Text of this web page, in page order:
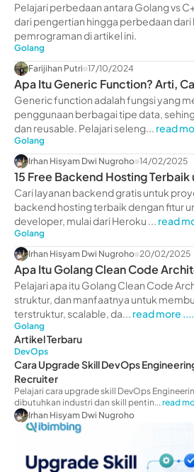
Lengkap!
Pelajari perbedaan antara Golang vs
dari pengertian hingga perbedaan dari
pemrograman di artikel ini.
Golang
Farijihan Putri 17/10/2024
Apa Itu Generic Function? Arti,
Contoh
Generic function adalah fungsi yang
penggunaan berbagai tipe data,
dan reusable. Pelajari seleng... read
Golang
Irhan Hisyam Dwi Nugroho 14/02/2025
15 Free Backend Hosting
2025
Cari layanan backend gratis untuk
backend hosting terbaik dengan fitur
developer, mulai dari Heroku ... read
Golang
Irhan Hisyam Dwi Nugroho 20/02/2025
Apa Itu Golang Clean Code
Manfaatnya
Pelajari apa itu Golang Clean Code
struktur, dan manfaatnya untuk
terstruktur, scalable, da... read more ....
Golang
Artikel Terbaru
DevOps
Cara Upgrade Skill DevOps
Recruiter
Pelajari cara upgrade skill DevOps
dibutuhkan industri dan skill pentin...read
Irhan Hisyam Dwi Nugroho